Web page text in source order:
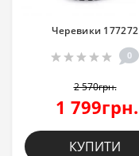
Черевики 177272
0
2 570грн.
1 799грн.
КУПИТИ